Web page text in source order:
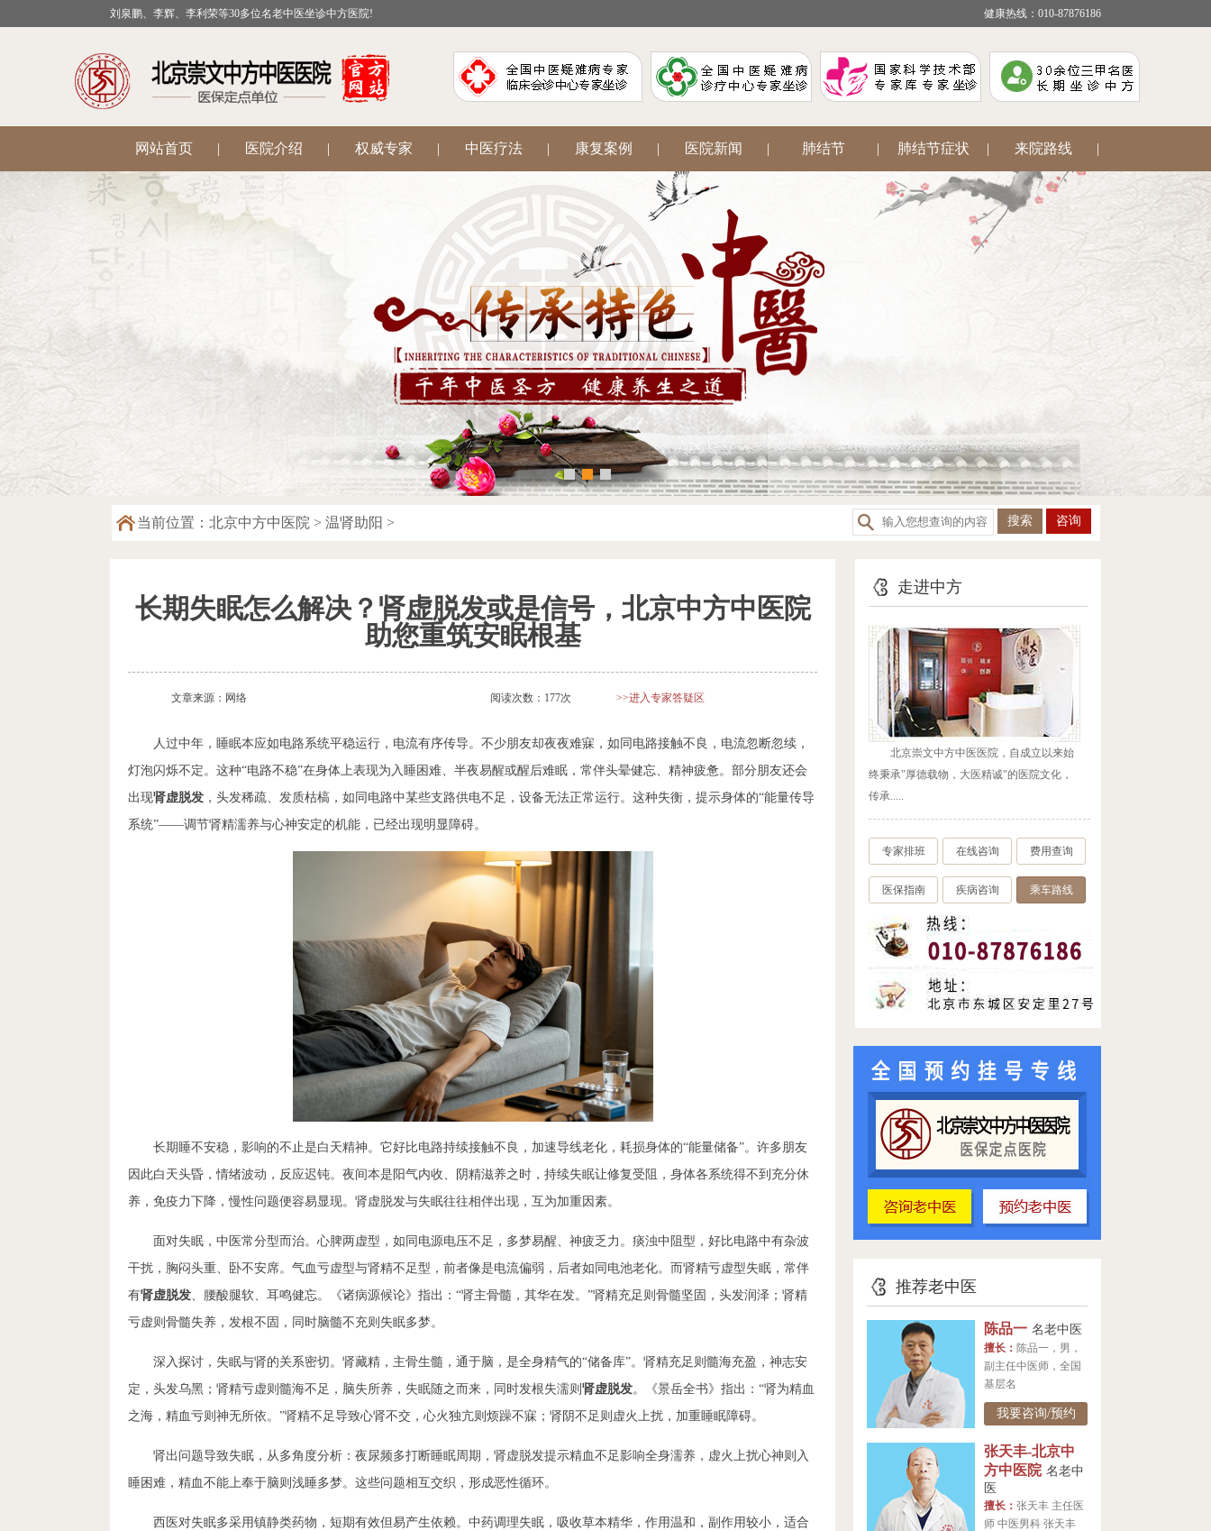
刘泉鹏、李辉、李利荣等30多位名老中医坐诊中方医院! 健康热线：010-87876186
网站首页 | 医院介绍 | 权威专家 | 中医疗法 | 康复案例 | 医院新闻 | 肺结节 | 肺结节症状 | 来院路线 |
公益活动 | 医院科室 腋臭狐臭 中医妇科 | 网上挂号
咨询
当前位置： 北京中方中医院 > 温肾助阳 >
长期失眠怎么解决？肾虚脱发或是信号，北京中方中医院
助您重筑安眠根基
文章来源：网络 阅读次数：177次 >>进入专家答疑区
人过中年，睡眠本应如电路系统平稳运行，电流有序传导。不少朋友却夜夜难寐，如同电路接触不良，电流忽断忽续，
灯泡闪烁不定。这种“电路不稳”在身体上表现为入睡困难、半夜易醒或醒后难眠，常伴头晕健忘、精神疲惫。部分朋友还会
出现肾虚脱发 ，头发稀疏、发质枯槁，如同电路中某些支路供电不足，设备无法正常运行。这种失衡，提示身体的“能量传导
系统”——调节肾精濡养与心神安定的机能，已经出现明显障碍。
长期睡不安稳，影响的不止是白天精神。它好比电路持续接触不良，加速导线老化，耗损身体的“能量储备”。许多朋友
因此白天头昏，情绪波动，反应迟钝。夜间本是阳气内收、阴精滋养之时，持续失眠让修复受阻，身体各系统得不到充分休
养，免疫力下降，慢性问题便容易显现。肾虚脱发与失眠往往相伴出现，互为加重因素。
面对失眠，中医常分型而治。心脾两虚型，如同电源电压不足，多梦易醒、神疲乏力。痰浊中阻型，好比电路中有杂波
干扰，胸闷头重、卧不安席。气血亏虚型与肾精不足型，前者像是电流偏弱，后者如同电池老化。而肾精亏虚型失眠，常伴
有肾虚脱发、腰酸腿软、耳鸣健忘。《诸病源候论》指出：“肾主骨髓，其华在发。”肾精充足则骨髓坚固，头发润泽；肾精
亏虚则骨髓失养，发根不固，同时脑髓不充则失眠多梦。
深入探讨，失眠与肾的关系密切。肾藏精，主骨生髓，通于脑，是全身精气的“储备库”。肾精充足则髓海充盈，神志安
定，头发乌黑；肾精亏虚则髓海不足，脑失所养，失眠随之而来，同时发根失濡则 肾虚脱发。《景岳全书》指出：“肾为精血
之海，精血亏则神无所依。”肾精不足导致心肾不交，心火独亢则烦躁不寐；肾阴不足则虚火上扰，加重睡眠障碍。
肾出问题导致失眠，从多角度分析：夜尿频多打断睡眠周期，肾虚脱发提示精血不足影响全身濡养，虚火上扰心神则入
睡困难，精血不能上奉于脑则浅睡多梦。这些问题相互交织，形成恶性循环。
西医对失眠多采用镇静类药物，短期有效但易产生依赖。中药调理失眠，吸收草本精华，作用温和，副作用较小，适合
走进中方
北京崇文中方中医医院，自成立以来始
终秉承"厚德载物，大医精诚"的医院文化，
传承.....
专家排班 在线咨询 费用查询
医保指南 疾病咨询 乘车路线
推荐老中医
陈品一 名老中医
擅长： 陈品一，男，
副主任中医师，全国
基层名
我要咨询/预约
张天丰-北京中
方中医院 名老中
医
擅长： 张天丰 主任医
师 中医男科 张天丰